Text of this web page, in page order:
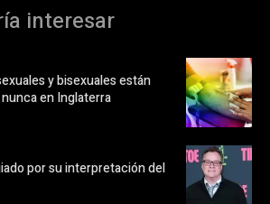
interesar
y bisexuales están
en Inglaterra
por su interpretación del